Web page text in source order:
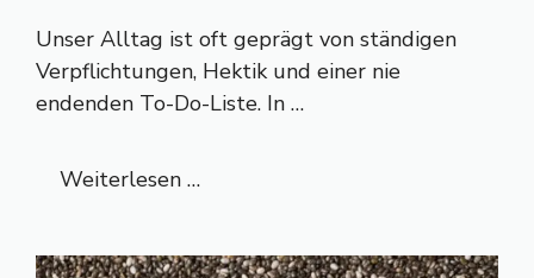
Unser Alltag ist oft geprägt von ständigen
Verpflichtungen, Hektik und einer nie
endenden To-Do-Liste. In …
Weiterlesen …